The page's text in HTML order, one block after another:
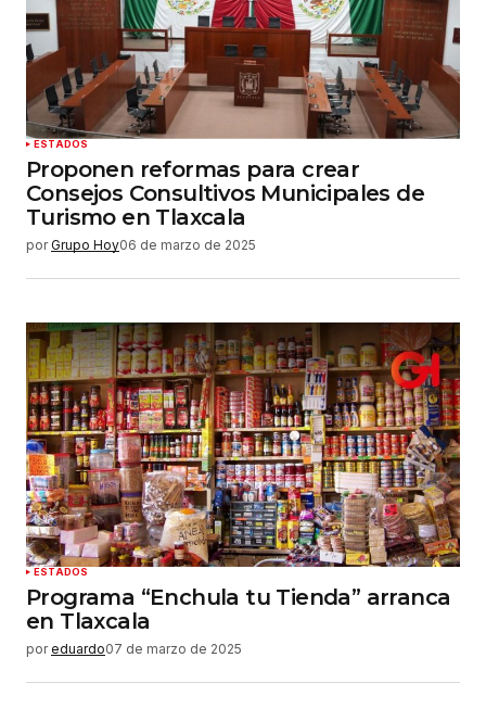
Guardar mi nombre, correo electrónico y sitio
web en este navegador para la próxima vez que
haga un comentario.
Enviar comentario
ESTADOS
Proponen reformas para crear
Consejos Consultivos Municipales de
Turismo en Tlaxcala
por Grupo Hoy06 de marzo de 2025
ESTADOS
Programa “Enchula tu Tienda” arranca
en Tlaxcala
por eduardo07 de marzo de 2025